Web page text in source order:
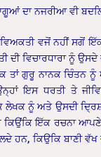
ਦਾ ਨਜਰੀਆ ਵੀ
ਵਜੋਂ ਨਹੀਂ ਸਗੋਂ
ਦੀ ਵਿਚਾਰਧਾਰਾ ਨੂੰ
ਤਾਂ ਗੁਰੂ ਨਾਨਕ ਚਿੰਤਨ
ਇਸ ਧਰਤੀ ਤੇ
ਨੂੰ ਅਤੇ ਉਸਦੀ
ਕਿਉਂਕਿ ਇੱਕ ਰਚਨਾ
ਹਨ, ਕਿਉਕਿ ਬਾਣੀ